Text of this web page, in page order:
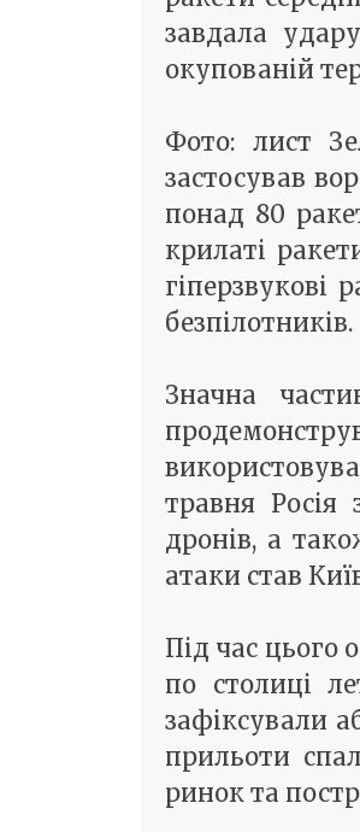
завдала
окупованій
Фото: лист
застосував
понад 80
крилаті
гіперзвукові
безпілотників.
Значна
травня Росія
дронів, а
атаки став
Під час цього
по столиці
зафіксували
прильоти
ринок та